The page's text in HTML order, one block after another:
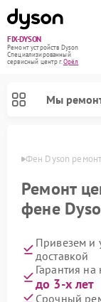
FIX-DYSON
Ремонт устройств Dyson
Специализированный
cервисный центр г.Орёл
Мы
Фен Dyson
Ремонт
фене
Привезем и
доставкой
Гарантия
до 3-х лет
Срочный